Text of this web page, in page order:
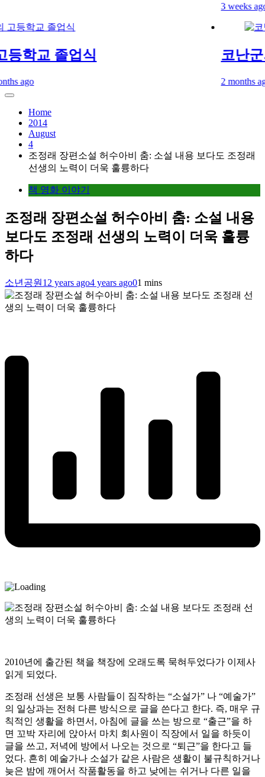
학교 졸업식
ago
3 weeks ago
코난군
2 months ago2
Home
2014
August
4
조정래 장편소설 허수아비 춤: 소설 내용 보다도 조정래
선생의 노력이 더욱 훌륭하다
책 영화 이야기
조정래 장편소설 허수아비 춤: 소설 내용
보다도 조정래 선생의 노력이 더욱 훌륭
하다
소년공원 12 years ago4 years ago01 mins
2010년에 출간된 책을 책장에 오래도록 묵혀두었다가 이제사
읽게 되었다.
조정래 선생은 보통 사람들이 짐작하는 “소설가” 나 “예술가”
의 일상과는 전혀 다른 방식으로 글을 쓴다고 한다. 즉, 매우 규
칙적인 생활을 하면서, 아침에 글을 쓰는 방으로 “출근”을 하
면 꼬박 자리에 앉아서 마치 회사원이 직장에서 일을 하듯이
글을 쓰고, 저녁에 방에서 나오는 것으로 “퇴근”을 한다고 들
었다. 흔히 예술가나 소설가 같은 사람은 생활이 불규칙하거나
늦은 밤에 깨어서 작품활동을 하고 낮에는 쉬거나 다른 일을